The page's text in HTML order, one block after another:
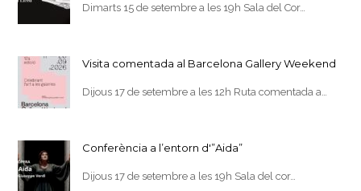
Dimarts 15 de setembre a les 19h Sala del Cor…
Visita comentada al Barcelona Gallery Weekend
Dijous 17 de setembre a les 12h Ruta comentada a…
Conferència a l’entorn d'”Aida”
Dijous 17 de setembre a les 19h Sala del cor…